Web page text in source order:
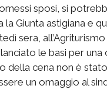
sposi, si
la Giunta astigiana e
sera, all’Agriturismo
le basi per
della cena non è
un omaggio al